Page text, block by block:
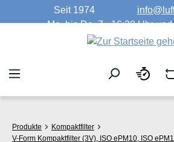
Zum Hauptinhalt springen
Seit 1974
Mo. bis Do. 7 - 16:30 Uhr und
Produkte
Kompaktfilter
V-Form Kompaktfilter (3V), ISO ePM10, ISO ePM1